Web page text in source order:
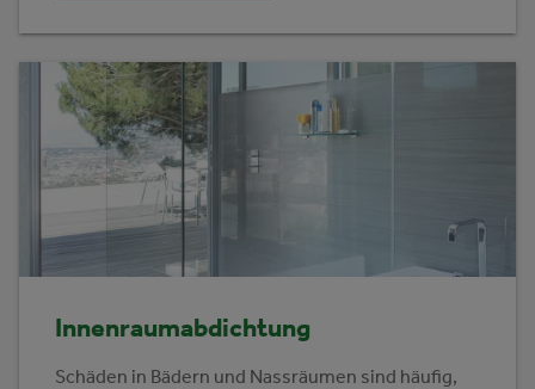
Innenraumabdichtung
Schäden in Bädern und Nassräumen sind häufig,